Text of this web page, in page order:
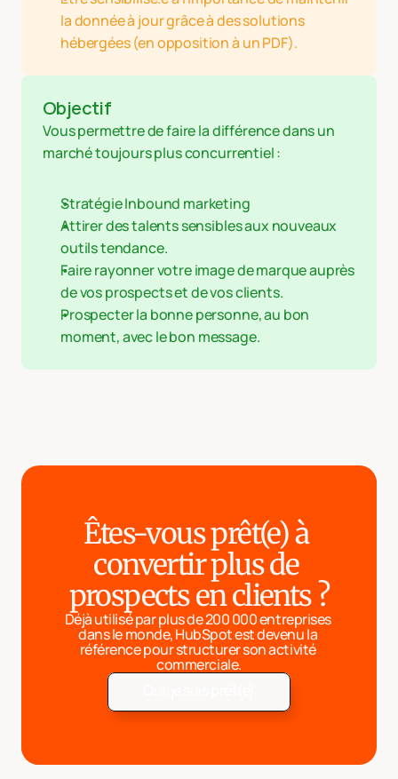
la donnée à jour grâce à des solutions
hébergées (en opposition à un PDF).
Objectif
Vous permettre de faire la différence dans un
marché toujours plus concurrentiel :
Stratégie Inbound marketing
Attirer des talents sensibles aux nouveaux
outils tendance.
Faire rayonner votre image de marque auprès
de vos prospects et de vos clients.
Prospecter la bonne personne, au bon
moment, avec le bon message.
Êtes-vous prêt(e) à
convertir plus de
prospects en clients ?
Déjà utilisé par plus de 200 000 entreprises
dans le monde, HubSpot est devenu la
référence pour structurer son activité
commerciale.